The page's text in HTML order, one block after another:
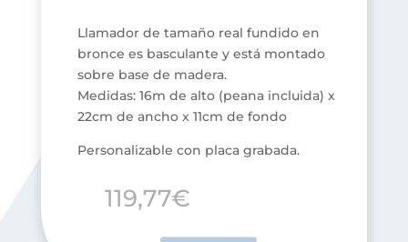
Llamador de tamaño real fundido en
bronce es basculante y está montado
sobre base de madera.
Medidas: 16m de alto (peana incluida) x
22cm de ancho x 11cm de fondo
Personalizable con placa grabada.
119,77€